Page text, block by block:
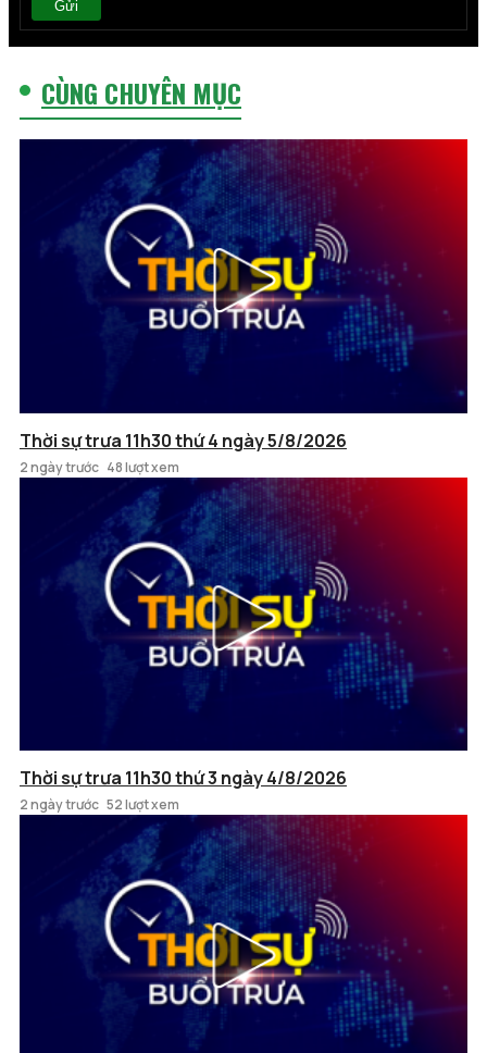
Gửi
CÙNG CHUYÊN MỤC
Thời sự trưa 11h30 thứ 4 ngày 5/8/2026
2 ngày trước 48 lượt xem
Thời sự trưa 11h30 thứ 3 ngày 4/8/2026
2 ngày trước 52 lượt xem